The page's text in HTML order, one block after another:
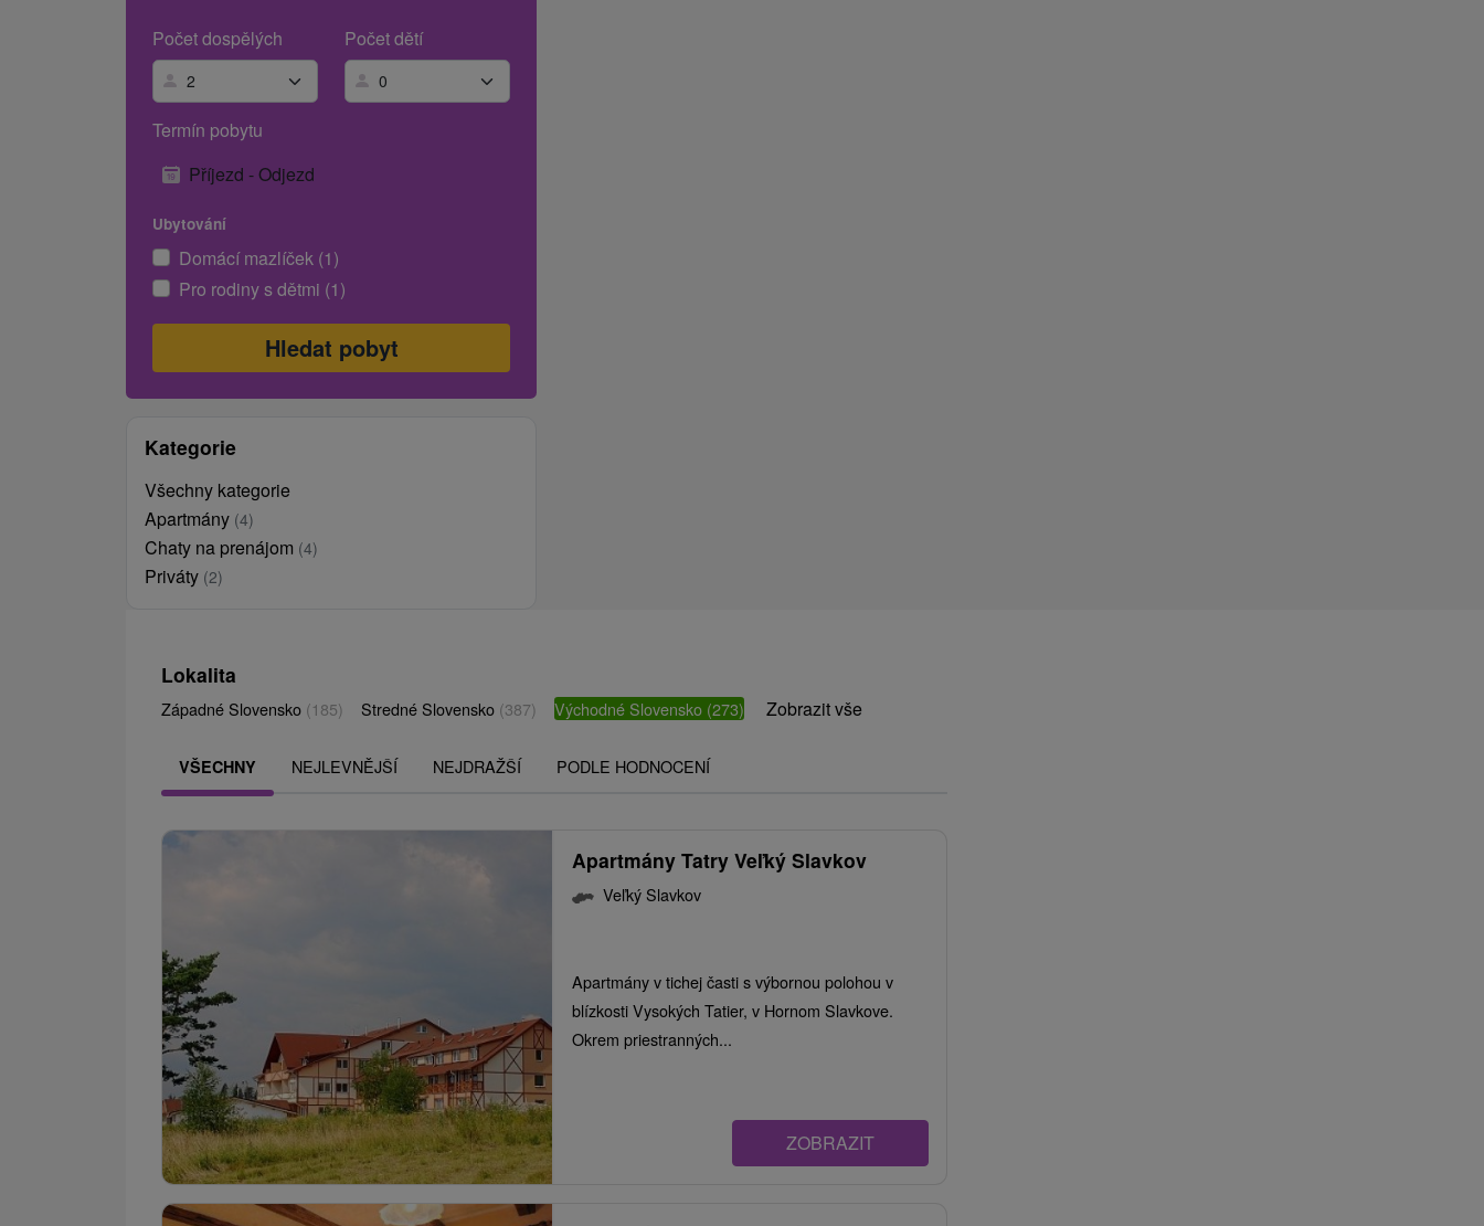
Počet dospělých
Počet dětí
Termín pobytu
Příjezd - Odjezd
Ubytování
Domácí mazlíček (1)
Pro rodiny s dětmi (1)
Kategorie
Všechny kategorie
Apartmány (4)
Chaty na prenájom (4)
Priváty (2)
Lokalita
Západné Slovensko (185) Stredné Slovensko (387) Východné Slovensko (273) Zobrazit vše
VŠECHNY NEJLEVNĚJŠÍ NEJDRAŽŠÍ PODLE HODNOCENÍ
Apartmány Tatry Veľký Slavkov
Veľký Slavkov
Apartmány v tichej časti s výbornou polohou v
blízkosti Vysokých Tatier, v Hornom Slavkove.
Okrem priestranných...
ZOBRAZIT